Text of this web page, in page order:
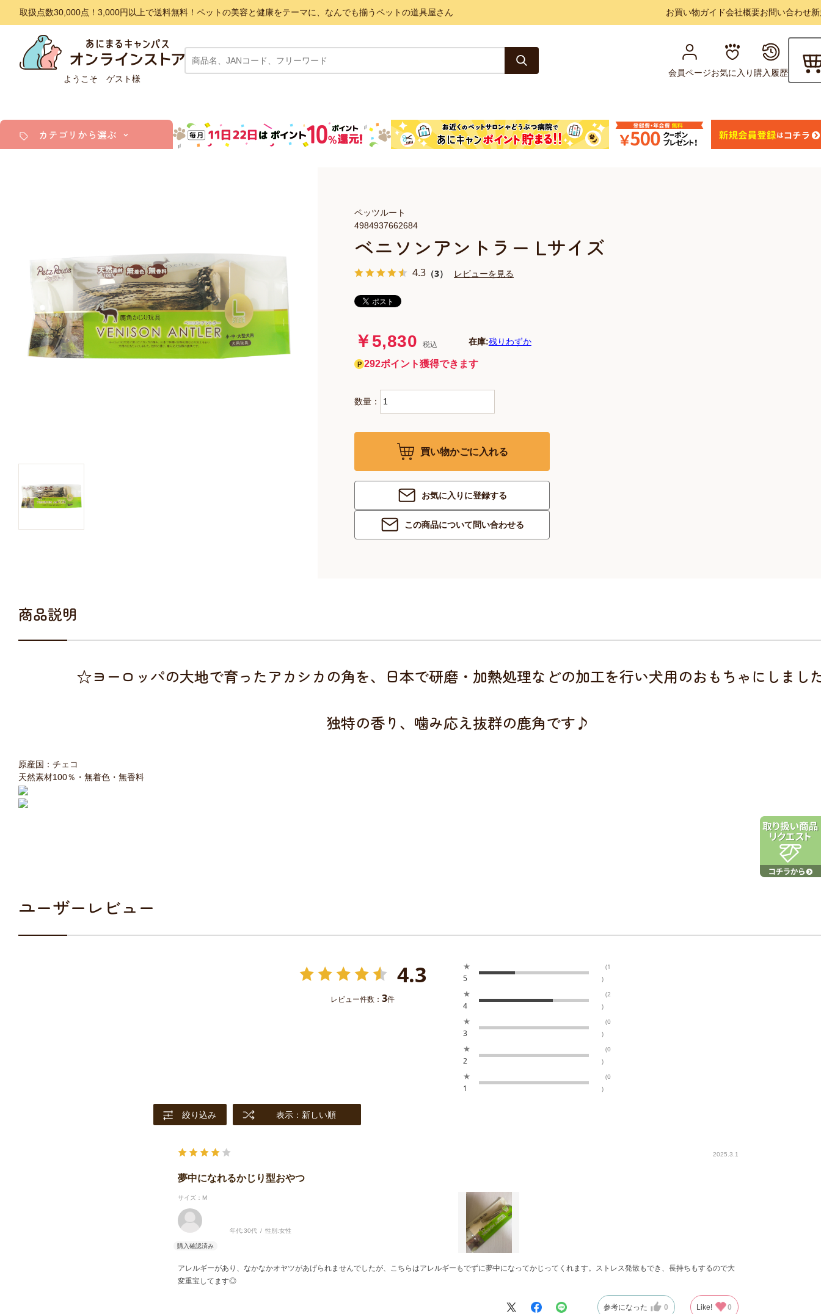
取扱点数30,000点！3,000円以上で送料無料！ペットの美容と健康をテーマに、なんでも揃うペットの道具屋さん お買い物ガイド会社概要お問い合わせ
ようこそ ゲスト様
会員ページお気に入り購入履歴
カテゴリから選ぶ
ドッグフード
キャットフード
美容・ケア用品
服・おさんぽ用品
日用品（デイリー）
リビング雑貨
ベニソンアントラー Lサイズ
4.3 （3） レビューを見る
4984937662684
ペッツルート
￥5,830 税込 在庫:残りわずか
292ポイント獲得できます
数量：
買い物かごに入れる
お気に入りに登録する
この商品について問い合わせる
商品説明
☆ヨーロッパの大地で育ったアカシカの角を、日本で研磨・加熱処理などの加工を行い犬用のおもちゃにしまし
独特の香り、噛み応え抜群の鹿角です♪
原産国：チェコ
天然素材100％・無着色・無香料
ユーザーレビュー
4.3
レビュー件数： 3件
★
5
(1
)
★
4
(2
)
★
3
(0
)
★
2
(0
)
★
1
(0
)
絞り込み 表示：新しい順
2025.3.1
夢中になれるかじり型おやつ
サイズ：M
年代:30代 性別:女性
アレルギーがあり、なかなかオヤツがあげられませんでしたが、こちらはアレルギーもでずに夢中になってかじってくれます。ストレス発散もでき、長持ちもするので大
変重宝してます◎
参考になった 0 Like! 0